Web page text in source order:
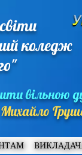
коледж
вільною
Михайло